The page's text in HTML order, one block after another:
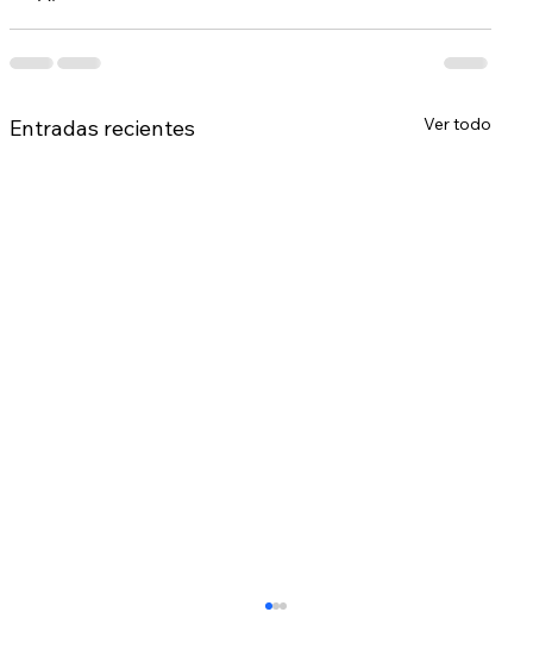
Entradas recientes Ver todo